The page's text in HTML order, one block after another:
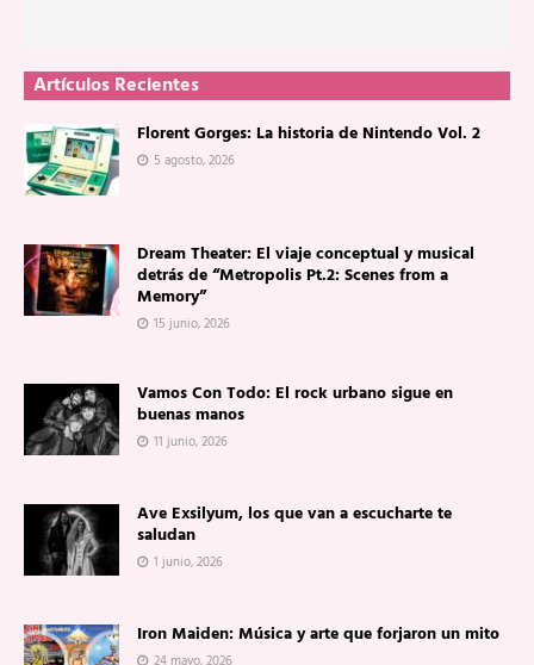
Artículos Recientes
Florent Gorges: La historia de Nintendo Vol. 2
5 agosto, 2026
Dream Theater: El viaje conceptual y musical
detrás de “Metropolis Pt.2: Scenes from a
Memory”
15 junio, 2026
Vamos Con Todo: El rock urbano sigue en
buenas manos
11 junio, 2026
Ave Exsilyum, los que van a escucharte te
saludan
1 junio, 2026
Iron Maiden: Música y arte que forjaron un mito